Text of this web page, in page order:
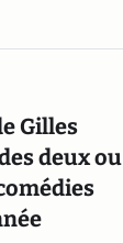
Gilles
deux ou